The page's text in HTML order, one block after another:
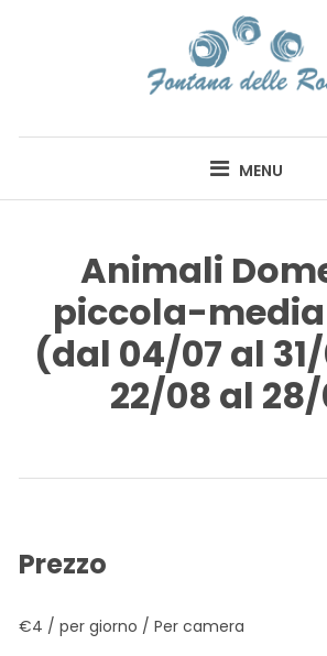
FONTANA
MENU
Animali
piccola-
(dal 04/07 al
22/08 al
Prezzo
€4 / per giorno / Per camera